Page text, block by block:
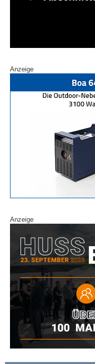
Anzeige
Anzeige